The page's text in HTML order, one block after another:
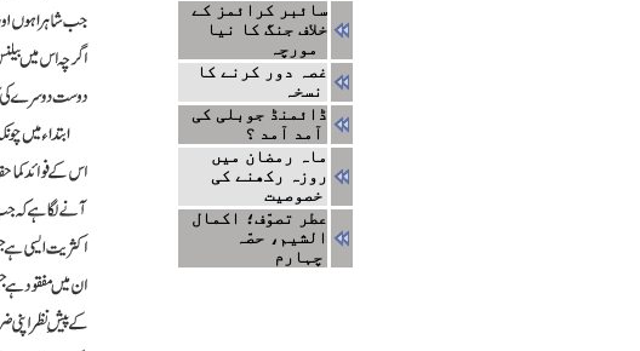
سائبر کرائمز کے
خلاف جنگ کا نیا
غصہ دور کرنے کا
نسخہ
ڈائمنڈ جوبلی کی
آمد آمد ؟
ماہ رمضان میں
روزہ رکھنے کی
خصوصیت
عطر تصوّف؛ اکمال
الشیم، حصّہ
چہارم